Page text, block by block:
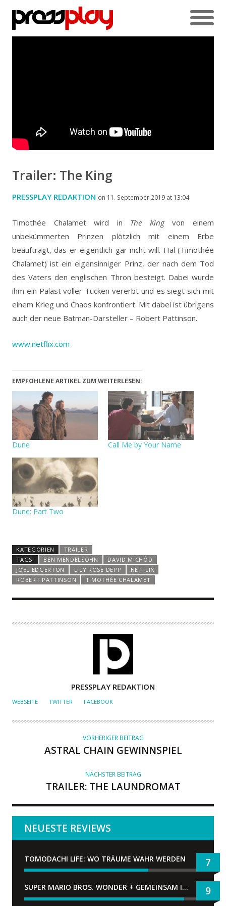
Trailer: The King
PRESSPLAY REDAKTION on 11. September 2019 at 13:04
Timothée Chalamet wird in The Kingvon einem
unbekümmerten Prinzen plötzlich mit einem Erbe
beauftragt, das er eigentlich gar nicht will. Hal (Timothée
Chalamet) ist ein eigensinniger Prinz, der nach dem Tod
des Vaters den englischen Thron besteigt. Dabei wurde
ihm ein Palast voller Tücken vererbt und es siegt sich mit
einem Krieg und Chaos konfrontiert. Mit dabei ist übrigens
auch der neue Batman-Darsteller – Robert Pattinson.
www.netflix.com
EMPFOHLENE ARTIKEL ZUM WEITERLESEN:
Dune Call Me by Your Name
Dune: Part Two
KATEGORIEN
TRAILER
TAGS:
BEN MENDELSOHN
DAVID MICHÔD
JOEL EDGERTON
LILY ROSE DEPP
NETFLIX
ROBERT PATTINSON
TIMOTHÉE CHALAMET
U
O
PRESSPLAY REDAKTION
WEBSEITE TWITTER FACEBOOK
VORHERIGER BEITRAG
ASTRAL CHAIN GEWINNSPIEL
NÄCHSTER BEITRAG
TRAILER: THE LAUNDROMAT
NEUESTE REVIEWS
TOMODACHI LIFE: WO TRÄUME WAHR WERDEN 7
SUPER MARIO BROS. WONDER + GEMEINSAM IM BELLABEL-PARK 9